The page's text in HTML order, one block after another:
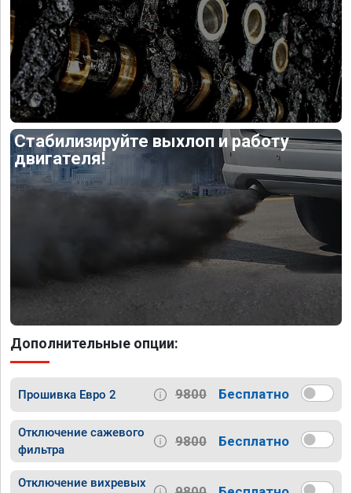
Стабилизируйте выхлоп и работу
двигателя!
Дополнительные опции:
Прошивка Евро 2 9800 Бесплатно
Отключение сажевого
фильтра
9800 Бесплатно
Отключение вихревых